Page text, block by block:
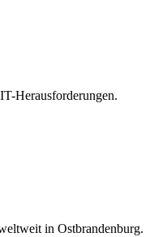
Herausforderungen.
in Ostbrandenburg.